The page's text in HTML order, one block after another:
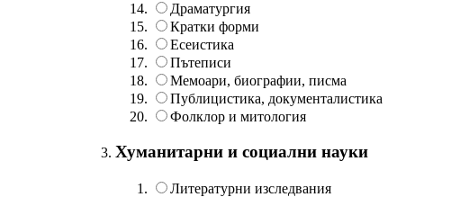
Драматургия
Кратки форми
Есеистика
Пътеписи
Мемоари, биографии, писма
Публицистика, документалистика
Фолклор и митология
Хуманитарни и социални науки
Литературни изследвания